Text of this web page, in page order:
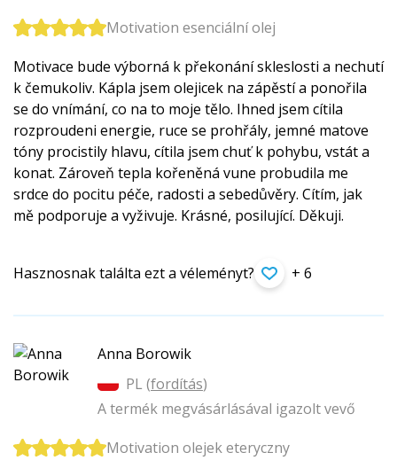
Motivation esenciální olej
Motivace bude výborná k překonání skleslosti a nechutí
k čemukoliv. Kápla jsem olejicek na zápěstí a ponořila
se do vnímání, co na to moje tělo. Ihned jsem cítila
rozproudeni energie, ruce se prohřály, jemné matove
tóny procistily hlavu, cítila jsem chuť k pohybu, vstát a
konat. Zároveň tepla kořeněná vune probudila me
srdce do pocitu péče, radosti a sebedůvěry. Cítím, jak
mě podporuje a vyživuje. Krásné, posilující. Děkuji.
Hasznosnak találta ezt a véleményt? + 6
Anna Borowik
PL (fordítás)
A termék megvásárlásával igazolt vevő
Motivation olejek eteryczny